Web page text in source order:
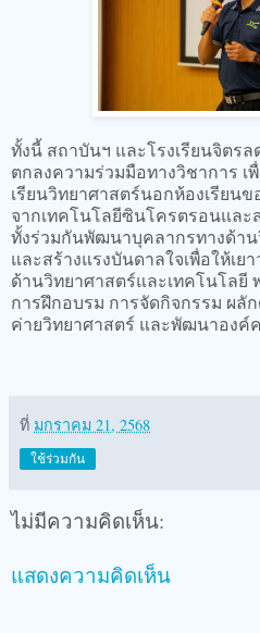
ทั้งนี้ สถาบันฯ และโรงเรียนจิตร
ตกลงความร่วมมือทางวิชาการ เ
เรียนวิทยาศาสตร์นอกห้องเรียน
จากเทคโนโลยีซินโครตรอนและ
ทั้งร่วมกันพัฒนาบุคลากรทางด้าน
และสร้างแรงบันดาลใจเพื่อให้เ
ด้านวิทยาศาสตร์และเทคโนโลยี
การฝึกอบรม การจัดกิจกรรม ผลั
ค่ายวิทยาศาสตร์ และพัฒนาองค์
ที่ มกราคม 21, 2568
ใช้ร่วมกัน
ไม่มีความคิดเห็น:
แสดงความคิดเห็น